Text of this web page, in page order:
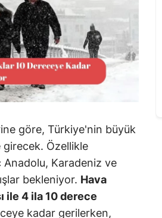
göre, Türkiye'nin büyük
girecek. Özellikle
Anadolu, Karadeniz ve
bekleniyor. Hava
ile 4 ila 10 derece
kadar gerilerken,
Hollywood’un Yerli Yıldızı 73
Yaşında Hayatını Kaybetti